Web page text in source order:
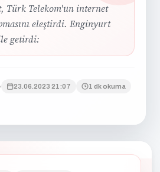
Türk Telekom'un internet
eleştirdi. Enginyurt
getirdi:
23.06.2023 21:07 1 dk okuma